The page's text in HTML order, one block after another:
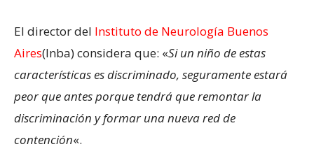
El director del Instituto de Neurología Buenos
Aires(Inba) considera que: «Si un niño de estas
características es discriminado, seguramente estará
peor que antes porque tendrá que remontar la
discriminación y formar una nueva red de
contención«.